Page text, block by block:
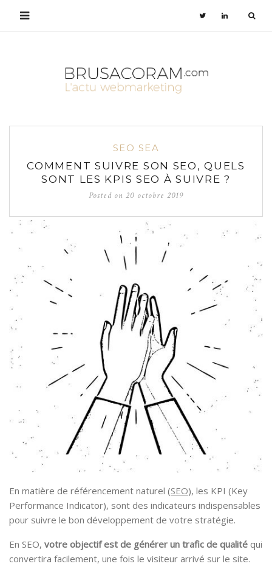
SEO SEA
COMMENT SUIVRE SON SEO, QUELS
SONT LES KPIS SEO À SUIVRE ?
Posted on20 octobre 2019
En matière de référencement naturel (SEO), les KPI (Key
Performance Indicator), sont des indicateurs indispensables
pour suivre le bon développement de votre stratégie.
En SEO, votre objectif est de générer un trafic de qualité qui
convertira facilement, une fois le visiteur arrivé sur le site.